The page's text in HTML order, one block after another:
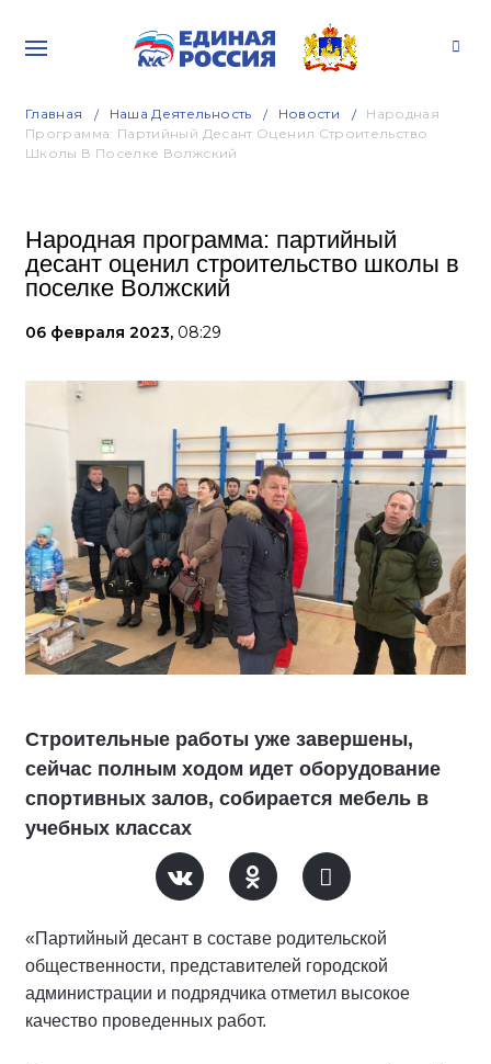
Главная Наша Деятельность Новости
Народная
Программа: Партийный Десант Оценил Строительство
Школы В Поселке Волжский
Народная программа: партийный
десант оценил строительство школы в
поселке Волжский
06 февраля 2023, 08:29
Строительные работы уже завершены,
сейчас полным ходом идет оборудование
спортивных залов, собирается мебель в
учебных классах
«Партийный десант в составе родительской
общественности, представителей городской
администрации и подрядчика отметил высокое
качество проведенных работ.